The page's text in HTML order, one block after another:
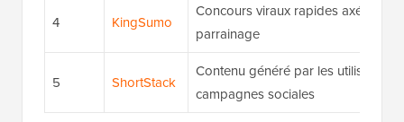
4 KingSumo
Concours viraux rapides axés sur le
parrainage
5 ShortStack
Contenu généré par les utilisateurs
campagnes sociales